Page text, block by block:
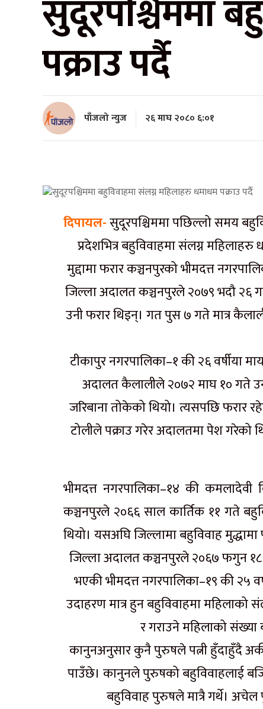
सुदूरपश्चिममा
पक्राउ पर्दै
पाँजलो न्युज २६ माघ २०८० ६:०१
दिपायल-सुदूरपश्चिममा पछिल्लो समय
प्रदेशभित्र बहुविवाहमा संलग्न
मुद्दामा फरार कञ्चनपुरको भीमदत्त
जिल्ला अदालत कञ्चनपुरले २०७९ भदौ २६
उनी फरार थिइन्। गत पुस ७ गते मात्र
टीकापुर नगरपालिका–१ की २६ वर्षीया
अदालत कैलालीले २०७२ माघ १० गते
जरिबाना तोकेको थियो। त्यसपछि फरार
टोलीले पक्राउ गरेर अदालतमा पेश गरेको
भीमदत्त नगरपालिका–१४ की कमलादेवी
कञ्चनपुरले २०६६ साल कार्तिक ११ गते
थियो। यसअघि जिल्लामा बहुविवाह
जिल्ला अदालत कञ्चनपुरले २०६७ फगुन
भएकी भीमदत्त नगरपालिका–१९ की २५
उदाहरण मात्र हुन बहुविवाहमा महिलाको
र गराउने महिलाको
कानुनअनुसार कुनै पुरुषले पत्नी हुँदाहुँदै
पाउँछे। कानुनले पुरुषको बहुविवाहलाई
बहुविवाह पुरुषले मात्रै गर्थे।